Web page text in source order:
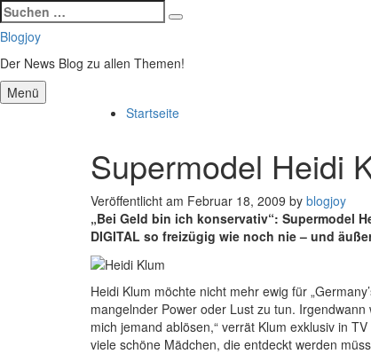
Suchen
nach:
Suchen
Zum
springen
Blogjoy
Der News Blog zu allen Themen!
Menü
Startseite
Supermodel Heidi
Veröffentlicht am Februar 18, 2009 by blogjoy
„Bei Geld bin ich konservativ“: Supermodel
DIGITAL so freizügig wie noch nie – und
Heidi Klum möchte nicht mehr ewig für
mangelnder Power oder Lust zu tun.
mich jemand ablösen,“ verrät Klum exklusiv in
viele schöne Mädchen, die entdeckt werden